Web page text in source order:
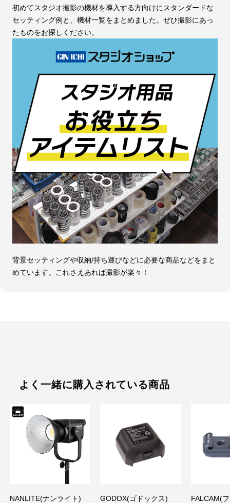
初めてスタジオ撮影の機材を導入する方向けにスタンダードな
セッティング例と、機材一覧をまとめました。ぜひ撮影にあっ
たものをお探しください。
背景セッティングや収納/持ち運びなどに必要な商品などをまと
めています。これさえあれば撮影が楽々！
よく一緒に購入されている商品
NANLITE(ナンライト)
GODOX(ゴドックス)
FALCAM(